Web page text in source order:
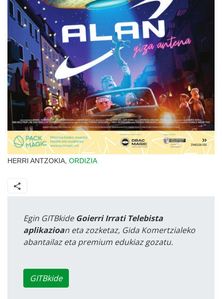
HERRI ANTZOKIA, ORDIZIA
Egin GITBkide Goierri Irrati Telebista
aplikazioan eta zozketaz, Gida Komertzialeko
abantailaz eta premium edukiaz gozatu.
GITBkide